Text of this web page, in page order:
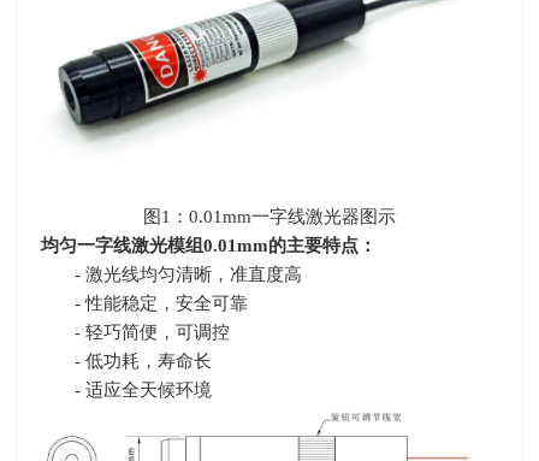
图 1 ：0.01mm一字线激光器图示
均匀一字线激光模组0.01mm的主要特点：
- 激光线均匀清晰，准直度高
- 性能稳定，安全可靠
- 轻巧简便，可调控
- 低功耗，寿命长
- 适应全天候环境